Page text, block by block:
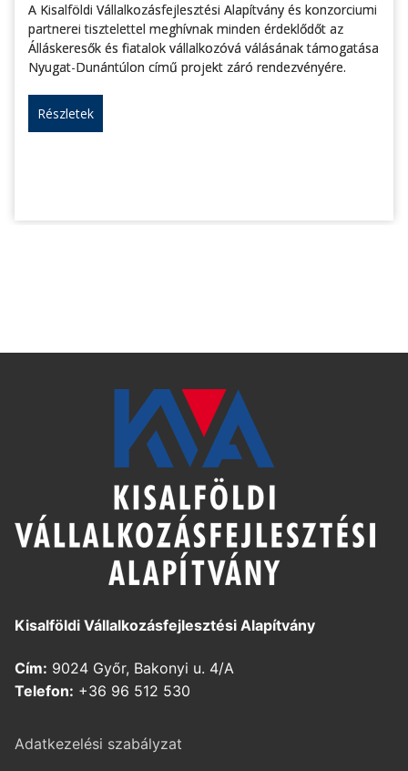
A Kisalföldi Vállalkozásfejlesztési Alapítvány és konzorciumi
partnerei tisztelettel meghívnak minden érdeklődőt az
Álláskeresők és fiatalok vállalkozóvá válásának támogatása
Nyugat-Dunántúlon című projekt záró rendezvényére.
Részletek
Kisalföldi Vállalkozásfejlesztési Alapítvány
Cím: 9024 Győr, Bakonyi u. 4/A
Telefon: +36 96 512 530
Adatkezelési szabályzat